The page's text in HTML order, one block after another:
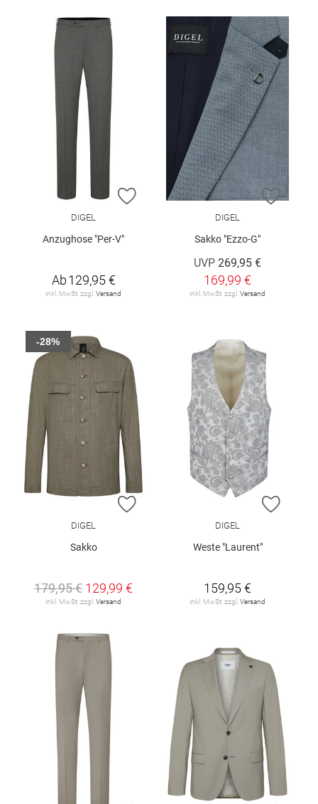
ZUR WUNSCHLISTE HINZUFÜGEN
DIGEL
Anzughose "Per-V"
Ab129,95 €
inkl. MwSt. zzgl.Versand
ZUR
DIGEL
Sakko "Ezzo-G"
UVP 269,95 €
169,99 €
inkl. MwSt. zzgl.Versand
ZUR WUNSCHLISTE HINZUFÜGEN
DIGEL
Sakko
179,95 € 129,99 €
inkl. MwSt. zzgl.Versand
-28%
ZUR
DIGEL
Weste "Laurent"
159,95 €
inkl. MwSt. zzgl.Versand